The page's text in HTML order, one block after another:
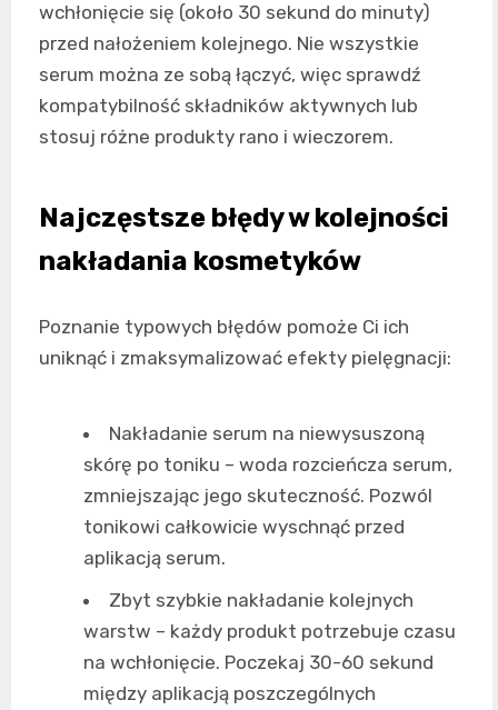
wchłonięcie się (około 30 sekund do minuty)
przed nałożeniem kolejnego. Nie wszystkie
serum można ze sobą łączyć, więc sprawdź
kompatybilność składników aktywnych lub
stosuj różne produkty rano i wieczorem.
Najczęstsze błędy w kolejności
nakładania kosmetyków
Poznanie typowych błędów pomoże Ci ich
uniknąć i zmaksymalizować efekty pielęgnacji:
Nakładanie serum na niewysuszoną
skórę po toniku – woda rozcieńcza serum,
zmniejszając jego skuteczność. Pozwól
tonikowi całkowicie wyschnąć przed
aplikacją serum.
Zbyt szybkie nakładanie kolejnych
warstw – każdy produkt potrzebuje czasu
na wchłonięcie. Poczekaj 30-60 sekund
między aplikacją poszczególnych